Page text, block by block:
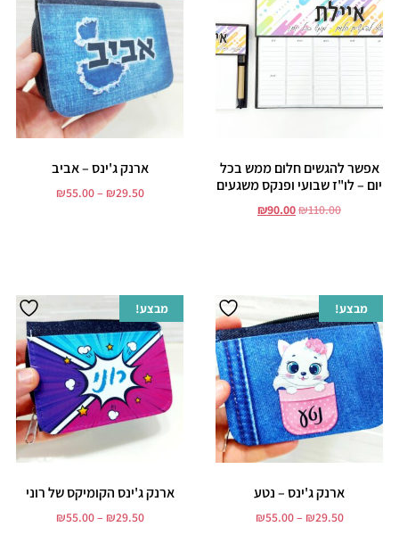
אפשר להגשים חלום ממש בכל
יום – לו"ז שבועי ופנקס משגעים
₪110.00
₪90.00
ארנק ג'ינס – אביב
₪29.50
–
₪55.00
מבצע!
ארנק ג'ינס – נטע
₪29.50
–
₪55.00
מבצע!
ארנק ג'ינס הקומיקס של רוני
₪29.50
–
₪55.00